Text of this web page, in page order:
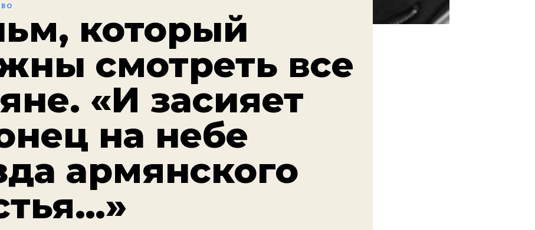
который
смотреть все
«И засияет
на небе
армянского